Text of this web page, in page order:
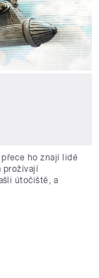
ho znají lidé
prožívají
útočiště, a